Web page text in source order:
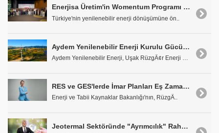
Enerjisa Üretim'in Womentum Programı 5 Yılda Yaklaşık 11 Bin Genç Kadına Ulaştı
Türkiye'nin yenilenebilir enerji dönüşümüne ön..
Aydem Yenilenebilir Enerji Kurulu Gücünü 1.216 MW'a Yükseltti
Aydem Yenilenebilir Enerji, Uşak RüzgÃ¢r Enerji Sa..
RES ve GES'lerde İmar Planları Eş Zamanlı Yürütülebilecek
Enerji ve Tabii Kaynaklar Bakanlığı'nın, RüzgÃ..
Jeotermal Sektöründe "Ayrımcılık" Rahatsızlığı